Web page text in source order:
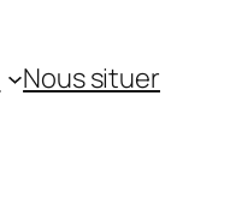
Nous situer